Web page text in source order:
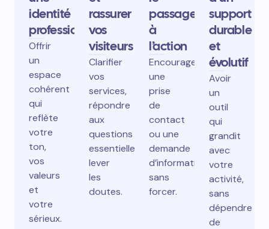
identité
professionnelle
Offrir
un
espace
cohérent
qui
reflète
votre
ton,
vos
valeurs
et
votre
sérieux.
rassurer
vos
visiteurs
Clarifier
vos
services,
répondre
aux
questions
essentielles,
lever
les
doutes.
passage
à
l’action
Encourager
une
prise
de
contact
ou une
demande
d’information
sans
forcer.
support
durable
et
évolutif
Avoir
un
outil
qui
grandit
avec
votre
activité,
sans
dépendre
de